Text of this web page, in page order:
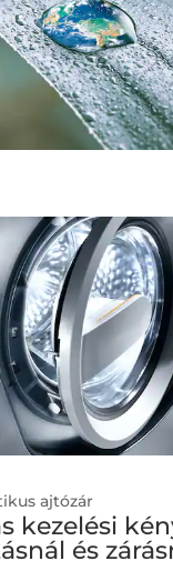
ajtózár
kezelési
és